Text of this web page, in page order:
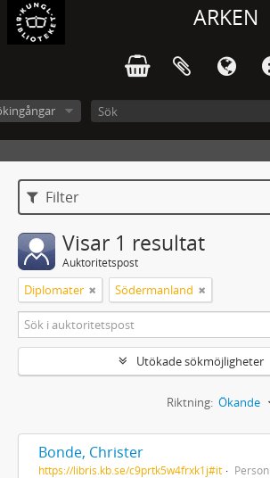
ARKEN
Filter
Visar 1 resultat
Auktoritetspost
Diplomater Södermanland
Utökade sökmöjligheter
Riktning: Ökande
Bonde, Christer
https://libris.kb.se/c9prtk5w4frxk1j#it Person